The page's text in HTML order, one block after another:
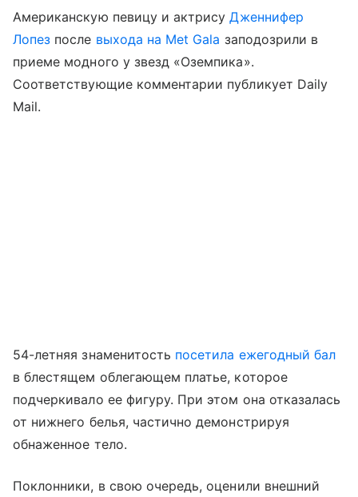
Американскую певицу и актрисуДженнифер
Лопез после выхода на Met Gala заподозрили в
приеме модного у звезд «Оземпика».
Соответствующие комментарии публикует Daily
Mail.
54-летняя знаменитость посетила ежегодный бал
в блестящем облегающем платье, которое
подчеркивало ее фигуру. При этом она отказалась
от нижнего белья, частично демонстрируя
обнаженное тело.
Поклонники, в свою очередь, оценили внешний